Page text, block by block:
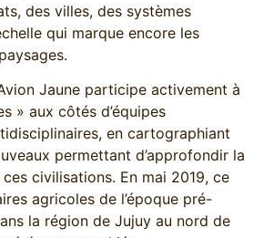
des villes, des systèmes
qui marque encore les
Jaune participe activement à
» aux côtés d’équipes
en cartographiant
permettant d’approfondir la
civilisations. En mai 2019, ce
agricoles de l’époque pré-
la région de Jujuy au nord de